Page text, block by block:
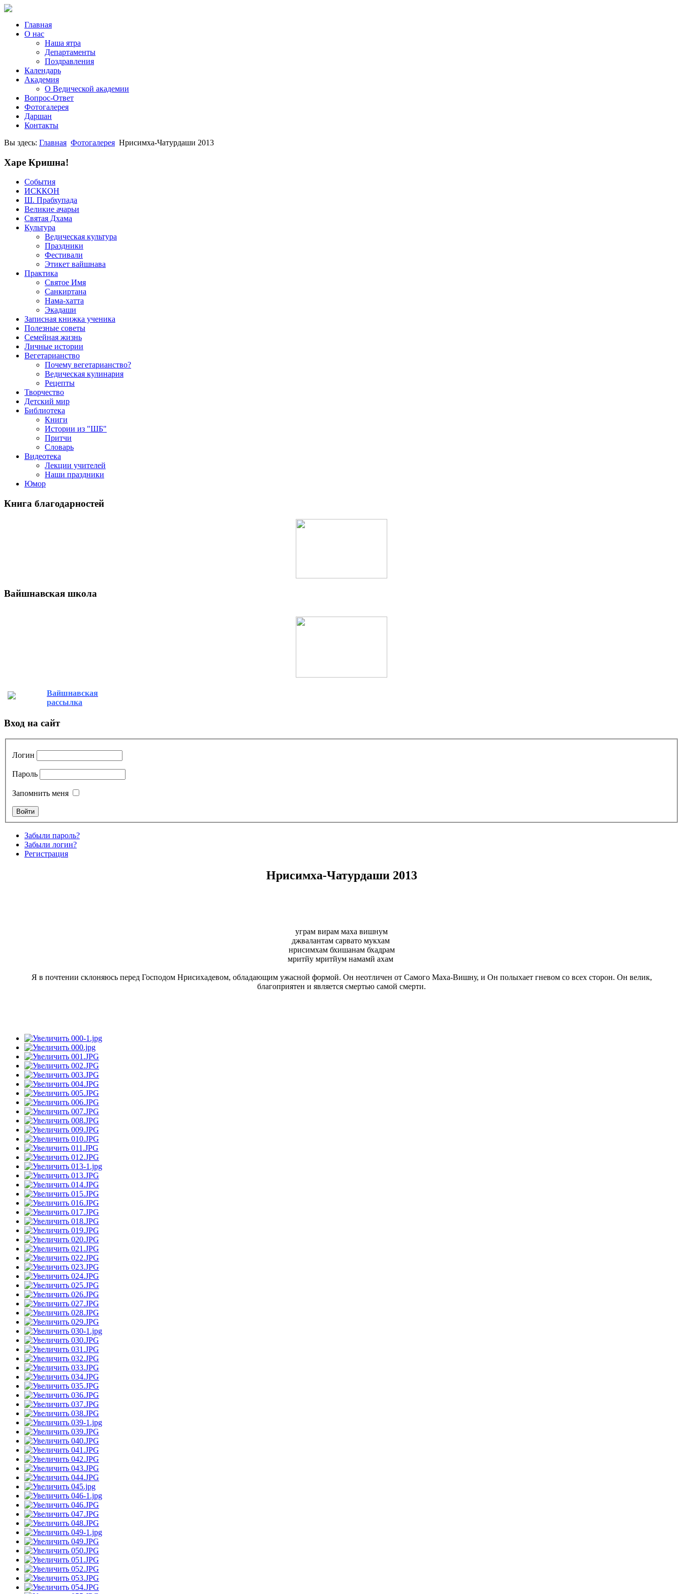
Главная
О нас
Наша ятра
Департаменты
Поздравления
Календарь
Академия
О Ведической академии
Вопрос-Ответ
Фотогалерея
Даршан
Контакты
Вы здесь: Главная Фотогалерея Нрисимха-Чатурдаши 2013
Харе Кришна!
События
ИСККОН
Ш. Прабхупада
Великие ачарьи
Святая Дхама
Культура
Ведическая культура
Праздники
Фестивали
Этикет вайшнава
Практика
Святое Имя
Санкиртана
Нама-хатта
Экадаши
Записная книжка ученика
Полезные советы
Семейная жизнь
Личные истории
Вегетарианство
Почему вегетарианство?
Ведическая кулинария
Рецепты
Творчество
Детский мир
Библиотека
Книги
Истории из "ШБ"
Притчи
Словарь
Видеотека
Лекции учителей
Наши праздники
Юмор
Книга благодарностей
Вайшнавская школа
Вайшнавская
рассылка
Вход на сайт
Логин
Пароль
Запомнить меня
Забыли пароль?
Забыли логин?
Регистрация
Нрисимха-Чатурдаши 2013
уграм вирам маха вишнум
джвалантам сарвато мукхам
нрисимхам бхишанам бхадрам
мритйу мритйум намамй ахам
Я в почтении склоняюсь перед Господом Нрисихадевом, обладающим ужасной формой. Он неотличен от Самого Маха-Вишну, и Он полыхает гневом со всех сторон. Он велик,
благоприятен и является смертью самой смерти.